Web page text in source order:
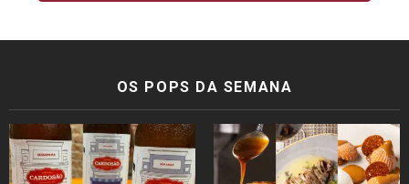
OS POPS DA SEMANA